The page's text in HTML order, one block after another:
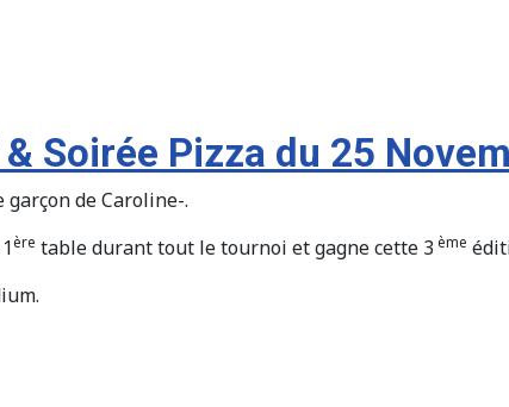
Soirée Pizza du 25
de Caroline-.
ère table durant tout le tournoi et gagne cette 3 ème